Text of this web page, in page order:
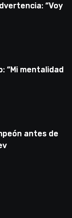
“Voy
“Mi mentalidad
antes de